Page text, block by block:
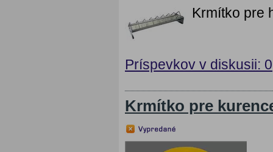
Krmítko pre
Príspevkov v diskusii: 0
Krmítko pre